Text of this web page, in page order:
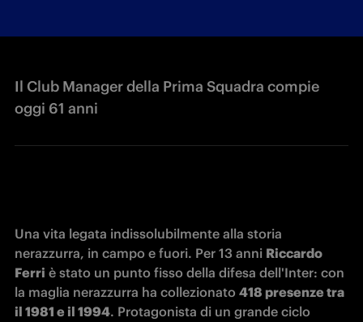
Il Club Manager della Prima Squadra compie
oggi 61 anni
Una vita legata indissolubilmente alla storia
nerazzurra, in campo e fuori. Per 13 anni Riccardo
Ferri è stato un punto fisso della difesa dell'Inter: con
la maglia nerazzurra ha collezionato 418 presenze tra
il 1981 e il 1994. Protagonista di un grande ciclo